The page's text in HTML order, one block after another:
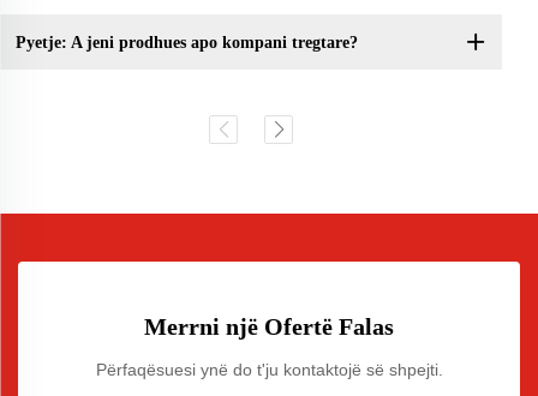
Pyetje: A jeni prodhues apo kompani tregtare?
Merrni një Ofertë Falas
Përfaqësuesi ynë do t'ju kontaktojë së shpejti.